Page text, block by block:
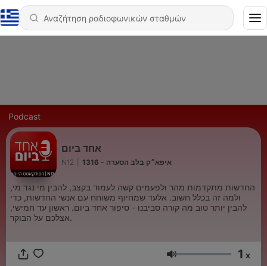
Podcast
אחד ביום
N12 1316 - איפא״ק בלב הסערה
החדשות מתקדמות מהר ולפעמים קשה לעמוד בקצב, להבין מי נגד מי,
ולמה זה בכלל חשוב. אלעד שמחיוף משוחח עם אנשי החדשות, כדי
להבין יותר טוב מה קורה סביבנו - סיפור אחד ביום. ראשון עד חמישי,
אצלכם על הבוקר.
Ένταση 1 x